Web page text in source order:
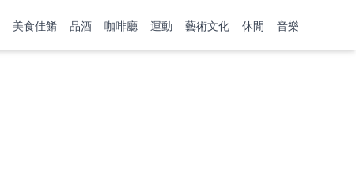
美食佳餚 品酒 咖啡廳 運動 藝術文化 休閒 音樂